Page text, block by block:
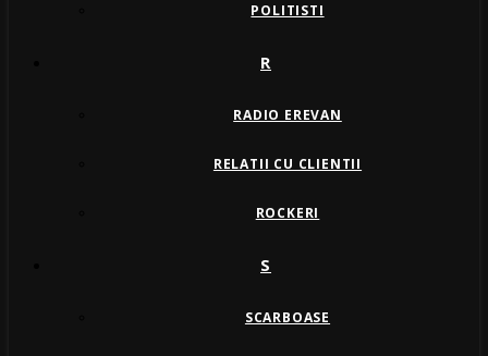
POLITISTI
R
RADIO EREVAN
RELATII CU CLIENTII
ROCKERI
S
SCARBOASE